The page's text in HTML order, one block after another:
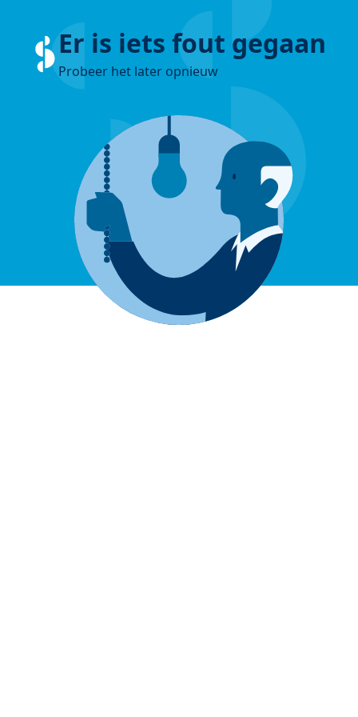
Er is iets fout gegaan
Probeer het later opnieuw